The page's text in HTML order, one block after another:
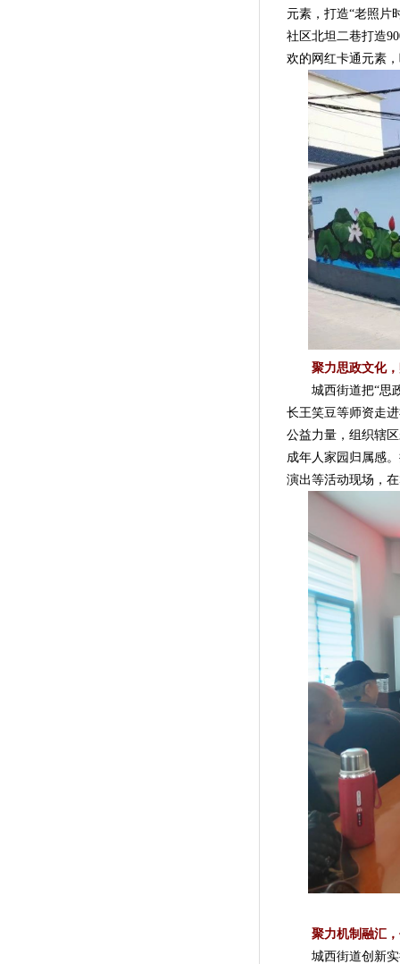
元素，打造“老照片
社区北坦二巷打造
欢的网红卡通元素
聚力思政文化
城西街道把“思政
长王笑豆等师资走
公益力量，组织辖
成年人家园归属感
演出等活动现场，
聚力机制融汇
城西街道创新实